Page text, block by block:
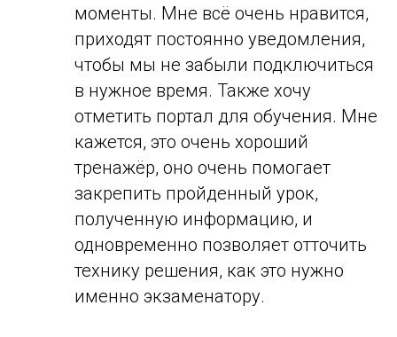
моменты. Мне всё очень нравится,
приходят постоянно уведомления,
чтобы мы не забыли подключиться
в нужное время. Также хочу
отметить портал для обучения. Мне
кажется, это очень хороший
тренажёр, оно очень помогает
закрепить пройденный урок,
полученную информацию, и
одновременно позволяет отточить
технику решения, как это нужно
именно экзаменатору.